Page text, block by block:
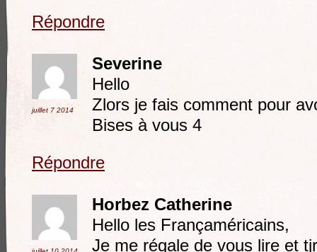
Répondre
juillet 7 2014
Severine
Hello
Zlors je fais comment pour
Bises à vous 4
Répondre
Horbez Catherine
Hello les Françaméricains,
Je me régale de vous lire et